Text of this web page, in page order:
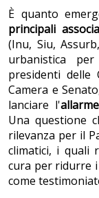
È quanto
principali
(Inu, Siu,
urbanistica
presidenti delle
Camera e
lanciare l'
Una questione
rilevanza per il
climatici, i quali
cura per ridurre
come